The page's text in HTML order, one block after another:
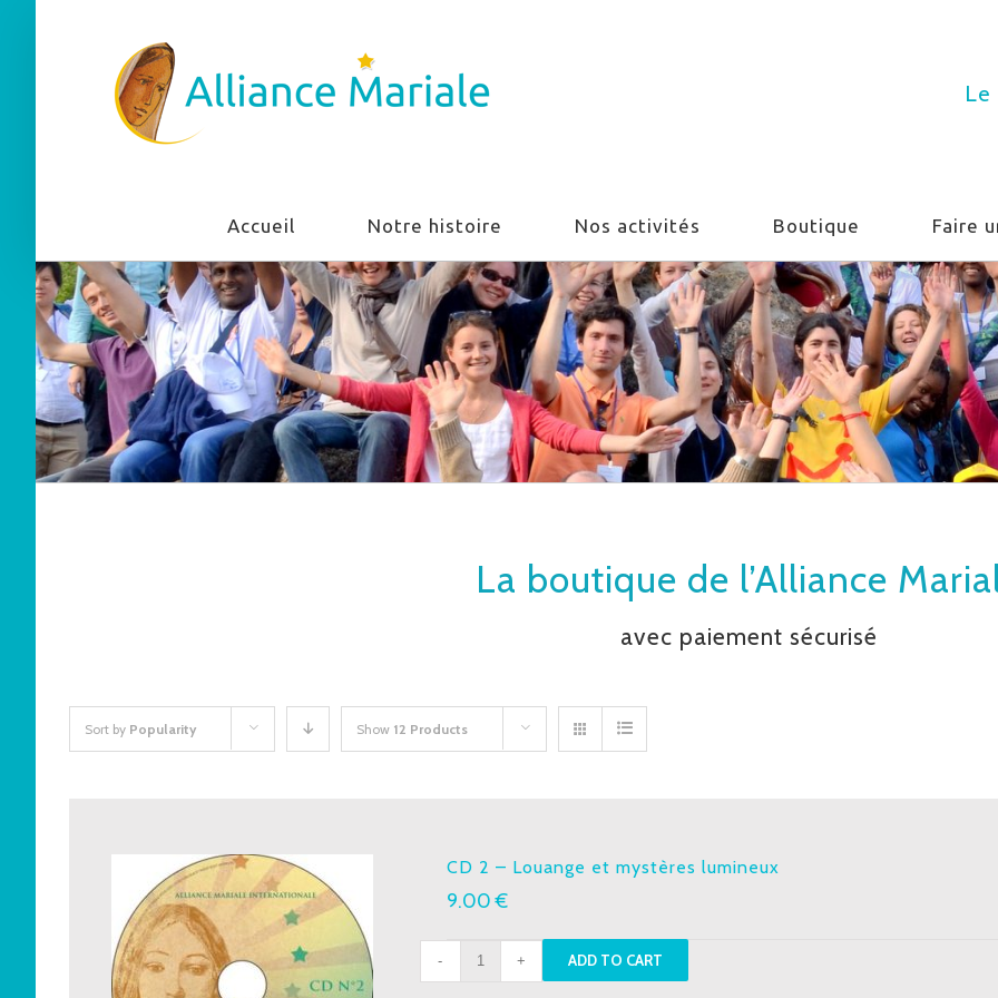
Le
Accueil Notre histoire Nos activités Boutique Faire
La boutique de l’Alliance
avec paiement sécurisé
Sort by Popularity Show 12 Products
CD 2 – Louange et mystères lumineux
9.00€
CD
2
ADD TO CART